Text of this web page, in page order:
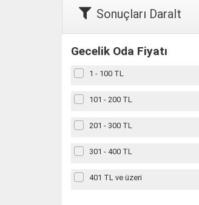
Sonuçları Daralt
Gecelik Oda Fiyatı
1 - 100 TL
101 - 200 TL
201 - 300 TL
301 - 400 TL
401 TL ve üzeri